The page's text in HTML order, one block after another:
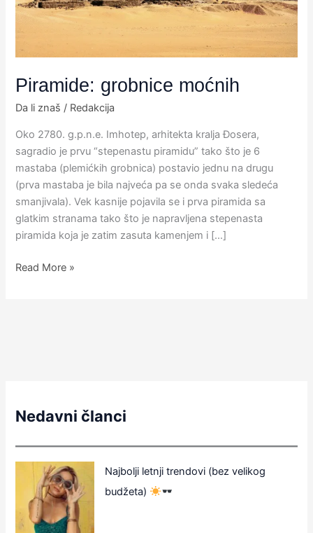
Piramide: grobnice moćnih
Da li znaš / Redakcija
Oko 2780. g.p.n.e. Imhotep, arhitekta kralja Đosera,
sagradio je prvu “stepenastu piramidu” tako što je 6
mastaba (plemićkih grobnica) postavio jednu na drugu
(prva mastaba je bila najveća pa se onda svaka sledeća
smanjivala).​ Vek kasnije pojavila se i prva piramida sa
glatkim stranama tako što je napravljena stepenasta
piramida koja je zatim zasuta kamenjem i […]
Read More »
Nedavni članci
Najbolji letnji trendovi (bez velikog
budžeta)